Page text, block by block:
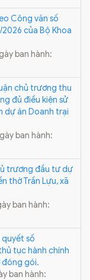
Công văn số
của Bộ Khoa
ban hành:
chủ trương thu
đủ điều kiện sử
dự án Doanh trại
ban hành:
trương đầu tư dự
thờ Trần Lựu, xã
ban hành:
số
tục hành chính
đóng gói.
ban hành: